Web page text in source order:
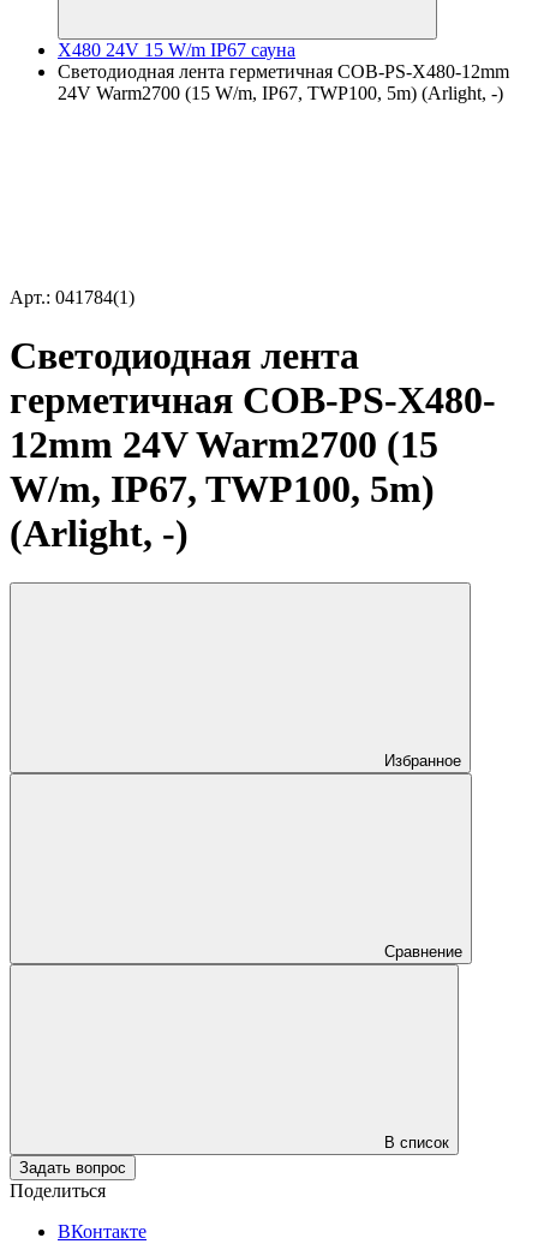
X480 24V 15 W/m IP67 сауна
Светодиодная лента герметичная COB-PS-X480-12mm
24V Warm2700 (15 W/m, IP67, TWP100, 5m) (Arlight, -)
Арт.: 041784(1)
Светодиодная лента
герметичная COB-PS-X480-
12mm 24V Warm2700 (15
W/m, IP67, TWP100, 5m)
(Arlight, -)
Избранное
Сравнение
В список
Задать вопрос
Поделиться
ВКонтакте